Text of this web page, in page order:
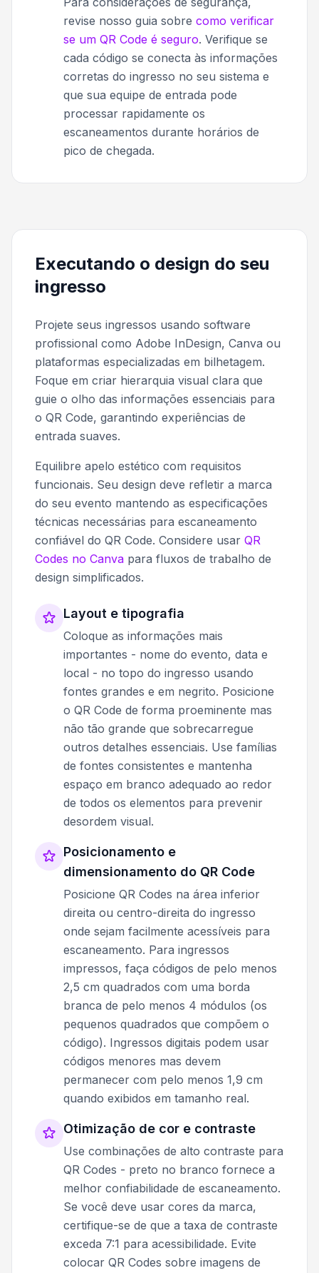
revise nosso guia sobre como verificar
se um QR Code é seguro. Verifique se
cada código se conecta às informações
corretas do ingresso no seu sistema e
que sua equipe de entrada pode
processar rapidamente os
escaneamentos durante horários de
pico de chegada.
Executando o design do seu
ingresso
Projete seus ingressos usando software
profissional como Adobe InDesign, Canva ou
plataformas especializadas em bilhetagem.
Foque em criar hierarquia visual clara que
guie o olho das informações essenciais para
o QR Code, garantindo experiências de
entrada suaves.
Equilibre apelo estético com requisitos
funcionais. Seu design deve refletir a marca
do seu evento mantendo as especificações
técnicas necessárias para escaneamento
confiável do QR Code. Considere usar QR
Codes no Canva para fluxos de trabalho de
design simplificados.
Layout e tipografia
Coloque as informações mais
importantes - nome do evento, data e
local - no topo do ingresso usando
fontes grandes e em negrito. Posicione
o QR Code de forma proeminente mas
não tão grande que sobrecarregue
outros detalhes essenciais. Use famílias
de fontes consistentes e mantenha
espaço em branco adequado ao redor
de todos os elementos para prevenir
desordem visual.
Posicionamento e
dimensionamento do QR Code
Posicione QR Codes na área inferior
direita ou centro-direita do ingresso
onde sejam facilmente acessíveis para
escaneamento. Para ingressos
impressos, faça códigos de pelo menos
2,5 cm quadrados com uma borda
branca de pelo menos 4 módulos (os
pequenos quadrados que compõem o
código). Ingressos digitais podem usar
códigos menores mas devem
permanecer com pelo menos 1,9 cm
quando exibidos em tamanho real.
Otimização de cor e contraste
Use combinações de alto contraste para
QR Codes - preto no branco fornece a
melhor confiabilidade de escaneamento.
Se você deve usar cores da marca,
certifique-se de que a taxa de contraste
exceda 7:1 para acessibilidade. Evite
colocar QR Codes sobre imagens de